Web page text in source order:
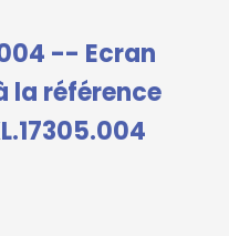
-- Ecran
la référence